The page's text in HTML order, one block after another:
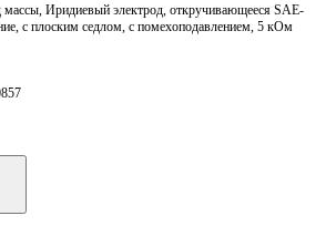
массы, Иридиевый электрод, откручивающееся SAE-
с плоским седлом, с помехоподавлением, 5 кОм